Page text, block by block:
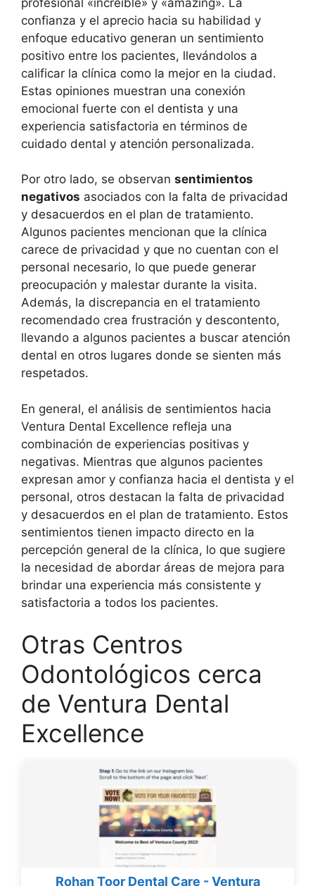
confianza y el aprecio hacia su habilidad y
enfoque educativo generan un sentimiento
positivo entre los pacientes, llevándolos a
calificar la clínica como la mejor en la ciudad.
Estas opiniones muestran una conexión
emocional fuerte con el dentista y una
experiencia satisfactoria en términos de
cuidado dental y atención personalizada.
Por otro lado, se observan sentimientos
negativos asociados con la falta de privacidad
y desacuerdos en el plan de tratamiento.
Algunos pacientes mencionan que la clínica
carece de privacidad y que no cuentan con el
personal necesario, lo que puede generar
preocupación y malestar durante la visita.
Además, la discrepancia en el tratamiento
recomendado crea frustración y descontento,
llevando a algunos pacientes a buscar atención
dental en otros lugares donde se sienten más
respetados.
En general, el análisis de sentimientos hacia
Ventura Dental Excellence refleja una
combinación de experiencias positivas y
negativas. Mientras que algunos pacientes
expresan amor y confianza hacia el dentista y el
personal, otros destacan la falta de privacidad
y desacuerdos en el plan de tratamiento. Estos
sentimientos tienen impacto directo en la
percepción general de la clínica, lo que sugiere
la necesidad de abordar áreas de mejora para
brindar una experiencia más consistente y
satisfactoria a todos los pacientes.
Otras Centros
Odontológicos cerca
de Ventura Dental
Excellence
Rohan Toor Dental Care - Ventura